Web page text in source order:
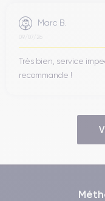
Marc B.
09/07/26
Très bien, service
recommande !